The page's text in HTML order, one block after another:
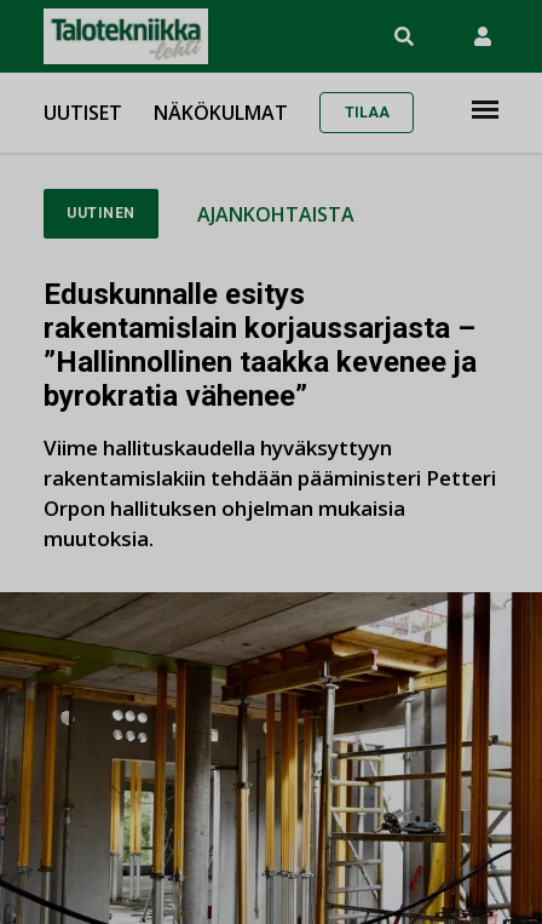
UUTISET NÄKÖKULMAT TILAA
UUTINEN AJANKOHTAISTA
Eduskunnalle esitys
rakentamislain korjaussarjasta –
”Hallinnollinen taakka kevenee ja
byrokratia vähenee”
Viime hallituskaudella hyväksyttyyn
rakentamislakiin tehdään pääministeri Petteri
Orpon hallituksen ohjelman mukaisia
muutoksia.